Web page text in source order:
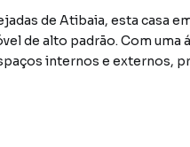
de Atibaia, esta casa
de alto padrão. Com uma
internos e externos,
privacidade e